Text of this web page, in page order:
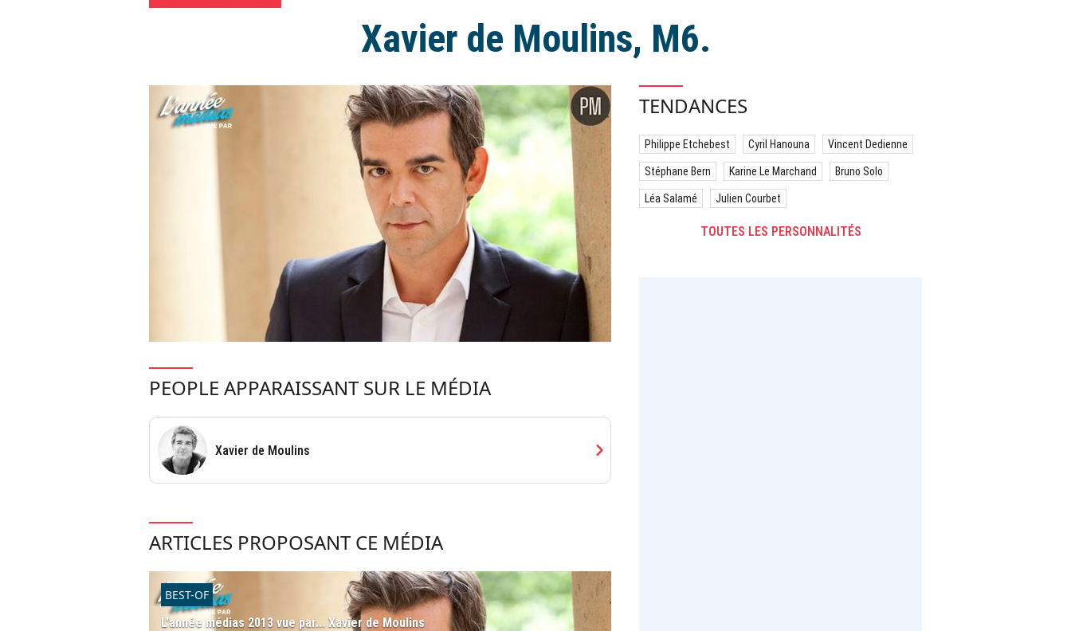
Xavier de Moulins, M6.
PEOPLE APPARAISSANT SUR LE MÉDIA
Xavier de Moulins chevron_right
ARTICLES PROPOSANT CE MÉDIA
BEST-OF
L'année médias 2013 vue par... Xavier de Moulins
TENDANCES
Philippe Etchebest Cyril Hanouna Vincent Dedienne
Stéphane Bern Karine Le Marchand Bruno Solo
Léa Salamé Julien Courbet
TOUTES LES PERSONNALITÉS